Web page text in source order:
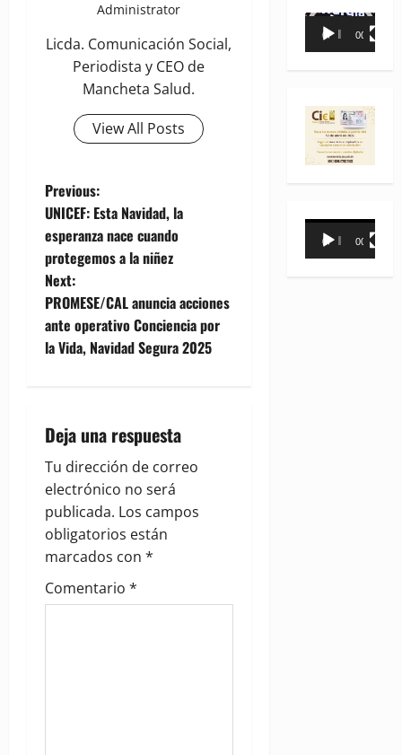
Administrator
Licda. Comunicación Social,
Periodista y CEO de
Mancheta Salud.
View All Posts
P
o
s
t
n
v
i
g
a
t
i
Previous:
UNICEF: Esta Navidad, la
esperanza nace cuando
protegemos a la niñez
Next:
PROMESE/CAL anuncia acciones
ante operativo Conciencia por
la Vida, Navidad Segura 2025
Deja una respuesta
Tu dirección de correo
electrónico no será
publicada. Los campos
obligatorios están
marcados con *
Comentario *
Reproductor
00:00 00:35
Reproductor
00:00 00:31